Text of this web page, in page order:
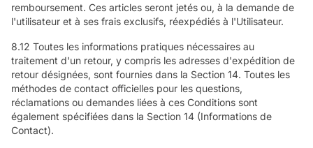
remboursement. Ces articles seront jetés ou, à la demande de
l'utilisateur et à ses frais exclusifs, réexpédiés à l'Utilisateur.
8.12 Toutes les informations pratiques nécessaires au
traitement d'un retour, y compris les adresses d'expédition de
retour désignées, sont fournies dans la Section 14. Toutes les
méthodes de contact officielles pour les questions,
réclamations ou demandes liées à ces Conditions sont
également spécifiées dans la Section 14 (Informations de
Contact).